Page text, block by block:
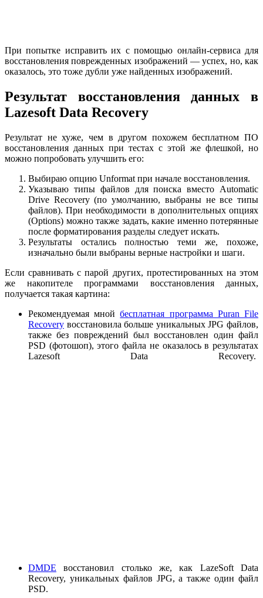
При попытке исправить их с помощью онлайн-сервиса для
восстановления поврежденных изображений — успех, но, как
оказалось, это тоже дубли уже найденных изображений.
Результат восстановления данных в
Lazesoft Data Recovery
Результат не хуже, чем в другом похожем бесплатном ПО
восстановления данных при тестах с этой же флешкой, но
можно попробовать улучшить его:
Выбираю опцию Unformat при начале восстановления.
Указываю типы файлов для поиска вместо Automatic
Drive Recovery (по умолчанию, выбраны не все типы
файлов). При необходимости в дополнительных опциях
(Options) можно также задать, какие именно потерянные
после форматирования разделы следует искать.
Результаты остались полностью теми же, похоже,
изначально были выбраны верные настройки и шаги.
Если сравнивать с парой других, протестированных на этом
же накопителе программами восстановления данных,
получается такая картина:
Рекомендуемая мнойбесплатная программа Puran File
Recovery восстановила больше уникальных JPG файлов,
также без повреждений был восстановлен один файл
PSD (фотошоп), этого файла не оказалось в результатах
Lazesoft Data Recovery.
DMDE восстановил столько же, как LazeSoft Data
Recovery, уникальных файлов JPG, а также один файл
PSD.